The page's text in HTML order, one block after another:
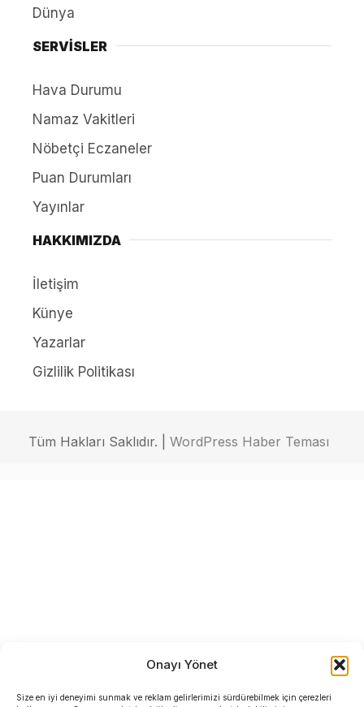
Onayı Yönet
Size en iyi deneyimi sunmak ve reklam gelirlerimizi sürdürebilmek için çerezleri
Dünya
SERVİSLER
Hava Durumu
Namaz Vakitleri
Nöbetçi Eczaneler
Puan Durumları
Yayınlar
HAKKIMIZDA
İletişim
Künye
Yazarlar
Gizlilik Politikası
Tüm Hakları Saklıdır. | WordPress Haber Teması